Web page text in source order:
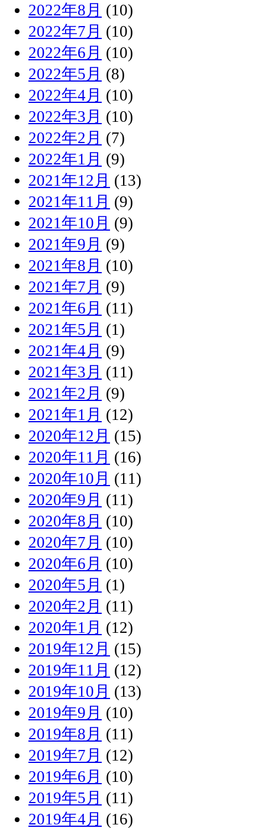
2022年8月 (10)
2022年7月 (10)
2022年6月 (10)
2022年5月 (8)
2022年4月 (10)
2022年3月 (10)
2022年2月 (7)
2022年1月 (9)
2021年12月 (13)
2021年11月 (9)
2021年10月 (9)
2021年9月 (9)
2021年8月 (10)
2021年7月 (9)
2021年6月 (11)
2021年5月 (1)
2021年4月 (9)
2021年3月 (11)
2021年2月 (9)
2021年1月 (12)
2020年12月 (15)
2020年11月 (16)
2020年10月 (11)
2020年9月 (11)
2020年8月 (10)
2020年7月 (10)
2020年6月 (10)
2020年5月 (1)
2020年2月 (11)
2020年1月 (12)
2019年12月 (15)
2019年11月 (12)
2019年10月 (13)
2019年9月 (10)
2019年8月 (11)
2019年7月 (12)
2019年6月 (10)
2019年5月 (11)
2019年4月 (16)